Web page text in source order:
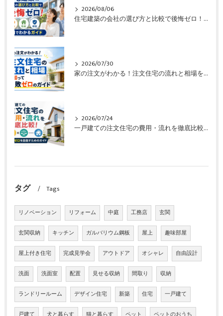
2026/08/06
住宅建築の会社の選び方と比較で後悔ゼロ！価格や性能や保証も一目でわかるガイド
2026/07/30
家の注文がわかる！注文住宅の流れと相場を知って失敗ゼロのガイド
2026/07/24
一戸建ての注文住宅の費用・流れを徹底比較！失敗ゼロを目指すためのガイド
タグ Tags
リノベーション リフォーム 中庭 工務店 玄関
玄関収納 キッチン ガルバリウム鋼板 屋上 趣味部屋
屋上付き住宅 完成見学会 アウトドア オシャレ 自由設計
洗面 洗面室 配置 見せる収納 間取り 収納
ランドリールーム デザイン住宅 新築 住宅 一戸建て